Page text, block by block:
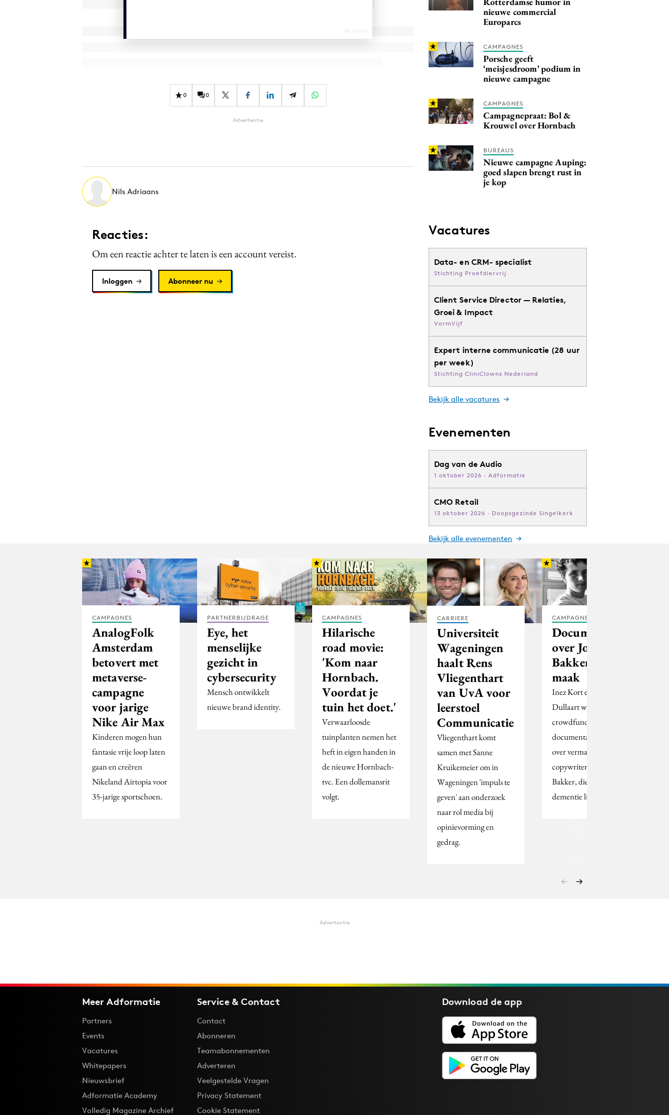
0 0
Advertentie
Nils Adriaans
Reacties:
Om een reactie achter te laten is een account vereist.
Inloggen Abonneer nu
nieuwe commercial
Europarcs
CAMPAGNES
Porsche geeft
‘meisjesdroom’ podium in
nieuwe campagne
CAMPAGNES
Campagnepraat: Bol &
Krouwel over Hornbach
BUREAUS
Nieuwe campagne Auping:
goed slapen brengt rust in
je kop
Vacatures
Data- en CRM- specialist
Stichting Proefdiervrij
Client Service Director — Relaties,
Groei & Impact
VormVijf
Expert interne communicatie (28 uur
per week)
Stichting CliniClowns Nederland
Bekijk alle vacatures
Evenementen
Dag van de Audio
1 oktober 2026 · Adformatie
CMO Retail
13 oktober 2026 · Doopsgezinde Singelkerk
Bekijk alle evenementen
CAMPAGNES
AnalogFolk
Amsterdam
betovert met
metaverse-
campagne
voor jarige
Nike Air Max
Kinderen mogen hun
fantasie vrije loop laten
gaan en creëren
Nikeland Airtopia voor
35-jarige sportschoen.
PARTNERBIJDRAGE
Eye, het
menselijke
gezicht in
cybersecurity
Mensch ontwikkelt
nieuwe brand identity.
CAMPAGNES
Hilarische
road movie:
'Kom naar
Hornbach.
Voordat je
tuin het doet.'
Verwaarloosde
tuinplanten nemen het
heft in eigen handen in
de nieuwe Hornbach-
tvc. Een dollemansrit
volgt.
CARRIERE
Universiteit
Wageningen
haalt Rens
Vliegenthart
van UvA voor
leerstoel
Communicatie
Vliegenthart komt
samen met Sanne
Kruikemeier om in
Wageningen 'impuls te
geven' aan onderzoek
naar rol media bij
opinievorming en
gedrag.
CAMPAGNES
Documentaire
over Joeri
Bakker in de
maak
Inez Kort en Eva
Dullaart willen via
crowdfunding een
documentaire maken
over vermaard
copywriter Joeri
Bakker, die aan
dementie lijdt.
Advertentie
Meer Adformatie
Partners
Events
Vacatures
Whitepapers
Nieuwsbrief
Adformatie Academy
Volledig Magazine Archief
Service & Contact
Contact
Abonneren
Teamabonnementen
Adverteren
Veelgestelde Vragen
Privacy Statement
Cookie Statement
Download deapp